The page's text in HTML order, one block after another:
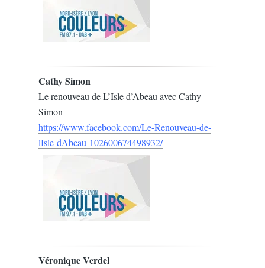
Cathy Simon
Le renouveau de L’Isle d’Abeau avec Cathy
Simon
https://www.facebook.com/Le-Renouveau-de-
lIsle-dAbeau-102600674498932/
Véronique Verdel